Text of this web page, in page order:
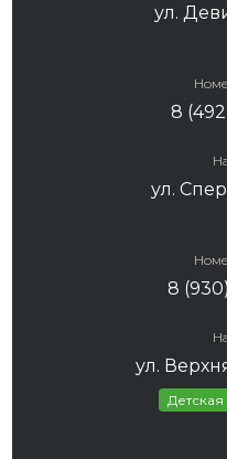
ул.
8
ул.
8
ул.